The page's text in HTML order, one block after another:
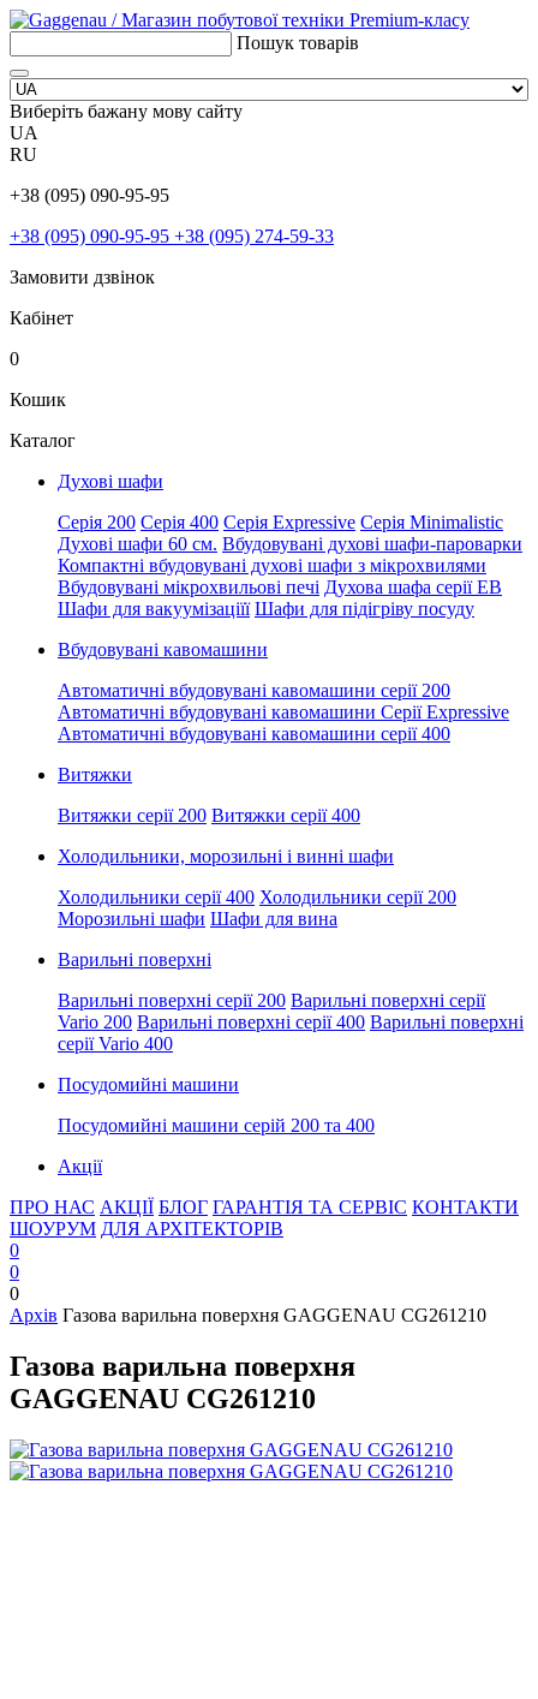
Пошук товарів
Виберіть бажану мову сайту
UA
RU
+38 (095) 090-95-95
+38 (095) 090-95-95 +38 (095) 274-59-33
Замовити дзвінок
Кабінет
0
Кошик
Каталог
Духові шафи
Серія 200 Серія 400 Серія Expressive Серія Minimalistic
Духові шафи 60 см. Вбудовувані духові шафи-пароварки
Компактні вбудовувані духові шафи з мікрохвилями
Вбудовувані мікрохвильові печі Духова шафа серії EB
Шафи для вакуумізаціїї Шафи для підігріву посуду
Вбудовувані кавомашини
Автоматичні вбудовувані кавомашини серії 200
Автоматичні вбудовувані кавомашини Серії Expressive
Автоматичні вбудовувані кавомашини серії 400
Витяжки
Витяжки серії 200 Витяжки серії 400
Холодильники, морозильні і винні шафи
Холодильники серії 400 Холодильники серії 200
Морозильні шафи Шафи для вина
Варильні поверхні
Варильні поверхні серії 200 Варильні поверхні серії
Vario 200 Варильні поверхні серії 400 Варильні поверхні
серії Vario 400
Посудомийні машини
Посудомийні машини серій 200 та 400
Акції
ПРО НАС АКЦІЇ БЛОГ ГАРАНТІЯ ТА СЕРВІС КОНТАКТИ
ШОУРУМ ДЛЯ АРХІТЕКТОРІВ
0
0
0
Архів Газова варильна поверхня GAGGENAU CG261210
Газова варильна поверхня
GAGGENAU CG261210